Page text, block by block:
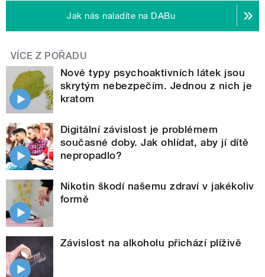
Jak nás naladíte na DABu
VÍCE Z POŘADU
Nové typy psychoaktivních látek jsou
skrytým nebezpečím. Jednou z nich je
kratom
Digitální závislost je problémem
současné doby. Jak ohlídat, aby jí dítě
nepropadlo?
Nikotin škodí našemu zdraví v jakékoliv
formě
Závislost na alkoholu přichází plíživě